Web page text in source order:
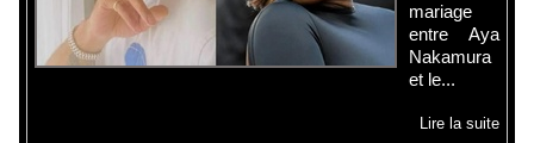
mariage
entre Aya
Nakamura
et le...
Lire la suite